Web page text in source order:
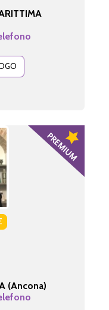
(Ancona)